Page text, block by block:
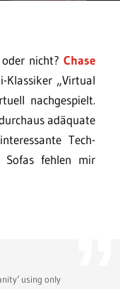
nicht? Chase
Klassiker „Virtual
nachgespielt.
adäquate
Tech-
Sofas fehlen mir
using only